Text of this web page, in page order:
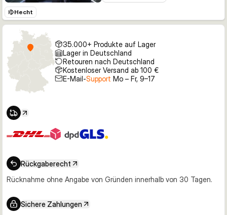
Hecht
35.000+ Produkte auf Lager
Lager in Deutschland
Retouren nach Deutschland
Kostenloser Versand ab 100 €
E-Mail-Support Mo – Fr, 9–17
Rückgaberecht
Rücknahme ohne Angabe von Gründen innerhalb von 30 Tagen.
Sichere Zahlungen